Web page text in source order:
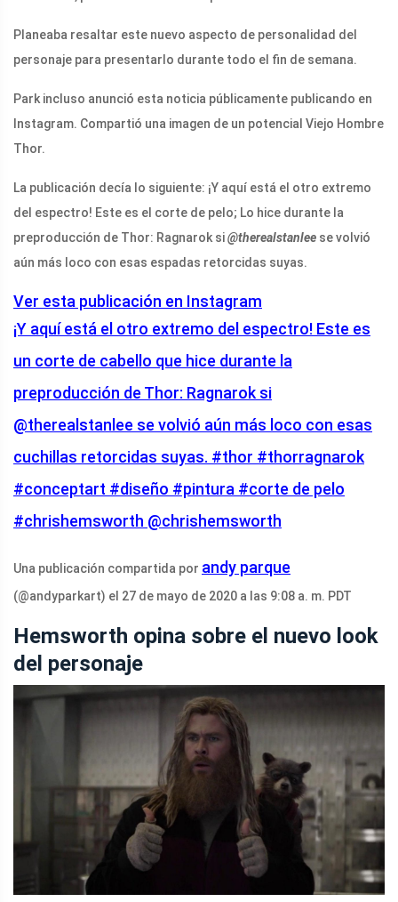
Planeaba resaltar este nuevo aspecto de personalidad del
personaje para presentarlo durante todo el fin de semana.
Park incluso anunció esta noticia públicamente publicando en
Instagram. Compartió una imagen de un potencial Viejo Hombre
Thor.
La publicación decía lo siguiente: ¡Y aquí está el otro extremo
del espectro! Este es el corte de pelo; Lo hice durante la
preproducción de Thor: Ragnarok si@therealstanlee se volvió
aún más loco con esas espadas retorcidas suyas.
Ver esta publicación en Instagram
¡Y aquí está el otro extremo del espectro! Este es
un corte de cabello que hice durante la
preproducción de Thor: Ragnarok si
@therealstanlee se volvió aún más loco con esas
cuchillas retorcidas suyas. #thor #thorragnarok
#conceptart #diseño #pintura #corte de pelo
#chrishemsworth @chrishemsworth
Una publicación compartida por andy parque
(@andyparkart) el 27 de mayo de 2020 a las 9:08 a. m. PDT
Hemsworth opina sobre el nuevo look
del personaje